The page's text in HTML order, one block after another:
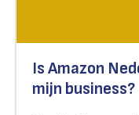
Is Amazon
mijn business?